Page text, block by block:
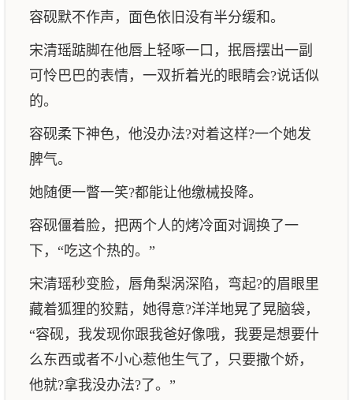
容砚默不作声，面色依旧没有半分缓和。
宋清瑶踮脚在他唇上轻啄一口，抿唇摆出一副
可怜巴巴的表情，一双折着光的眼睛会?说话似
的。
容砚柔下神色，他没办法?对着这样?一个她发
脾气。
她随便一瞥一笑?都能让他缴械投降。
容砚僵着脸，把两个人的烤冷面对调换了一
下，“吃这个热的。”
宋清瑶秒变脸，唇角梨涡深陷，弯起?的眉眼里
藏着狐狸的狡黠，她得意?洋洋地晃了晃脑袋，
“容砚，我发现你跟我爸好像哦，我要是想要什
么东西或者不小心惹他生气了，只要撒个娇，
他就?拿我没办法?了。”